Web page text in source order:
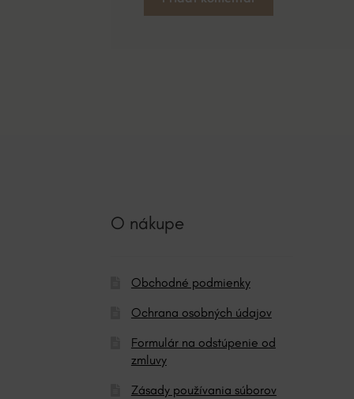
e
O nákupe
Obchodné podmienky
Ochrana osobných údajov
Formulár na odstúpenie od
zmluvy
Zásady používania súborov